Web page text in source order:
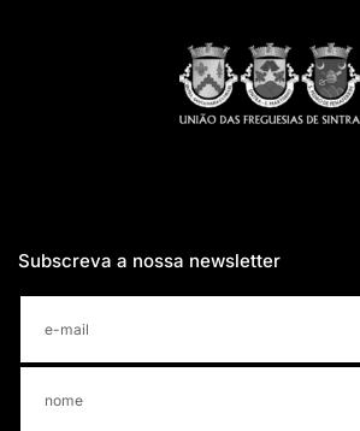
Subscreva a nossa newsletter